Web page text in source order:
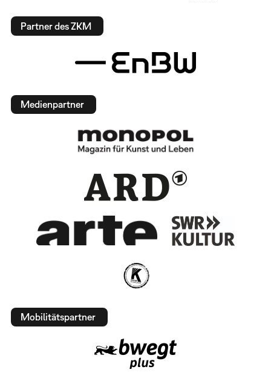
Partner des ZKM
Medienpartner
Mobilitätspartner